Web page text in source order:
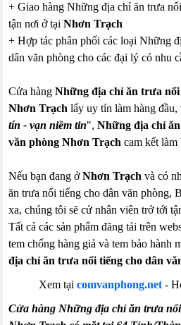
+ Giao hàng Những địa chỉ ăn trưa
tận nơi ở tạiNhơn Trạch
+ Hợp tác phân phối các loại Những
dân văn phòng cho các đại lý có nhu
Cửa hàngNhững địa chỉ ăn trưa
Nhơn Trạch lấy uy tín làm hàng
tín - vạn niềm tin",Những địa chỉ
văn phòng Nhơn Trạch cam kết làm
Nếu bạn đang ởNhơn Trạch và có
ăn trưa nổi tiếng cho dân văn phòng,
xa, chúng tôi sẽ cử nhân viên trở tới
Tất cả các sản phẩm đăng tải trên
tem chống hàng giả và tem bảo hành
địa chỉ ăn trưa nổi tiếng cho dân
Xem tại comvanphong.net-
Cửa hàng Những địa chỉ ăn trưa